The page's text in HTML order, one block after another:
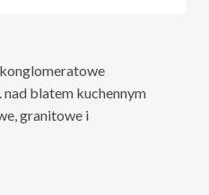
nad blatem kuchennym
granitowe i